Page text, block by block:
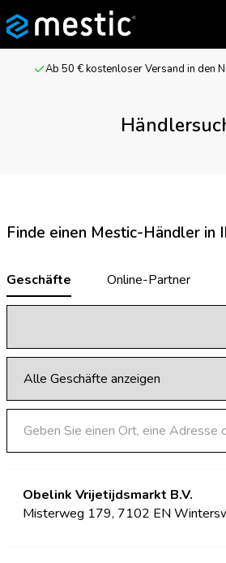
Ab 50 € kostenloser Versand in den
Finde einen Mestic-Händler in
Geschäfte Online-Partner
Obelink Vrijetijdsmarkt B.V.
Misterweg 179, 7102 EN